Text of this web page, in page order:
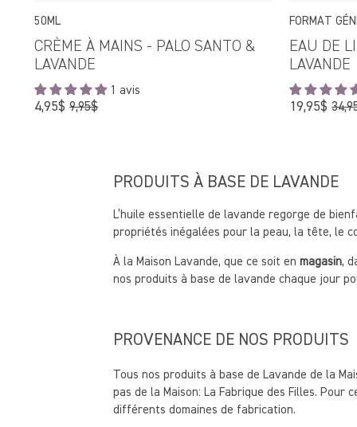
50ML
CRÈME À MAINS - PALO SANTO &
LAVANDE
1 avis
4,95$Prix
9,95$
FORMAT
EAU DE
LAVANDE
19,95$Prix
PRODUITS À BASE DE LAVANDE
L’huile essentielle de lavande regorge de
propriétés inégalées pour la peau, la tête, le
À la Maison Lavande, que ce soit en magasin,
nos produits à base de lavande chaque jour
PROVENANCE DE NOS PRODUITS
Tous nos produits à base de Lavande de la
pas de la Maison: La Fabrique des Filles.
différents domaines de fabrication.